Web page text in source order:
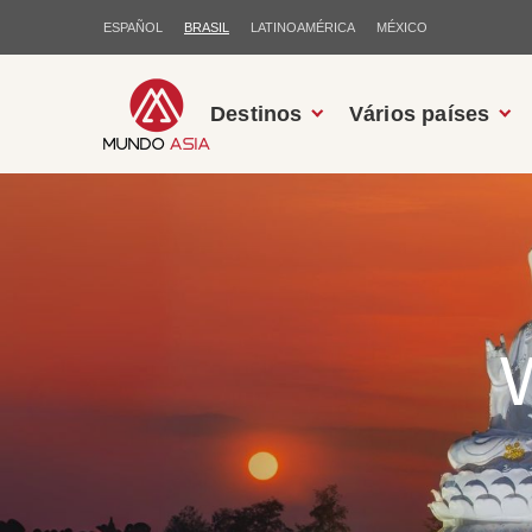
ESPAÑOL BRASIL LATINOAMÉRICA MÉXICO
Destinos Vários países